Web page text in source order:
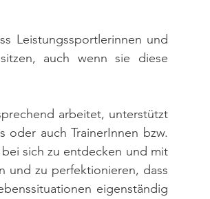
Leistungssportlerinnen und
auch wenn sie diese
arbeitet, unterstützt
oder auch TrainerInnen bzw.
sich zu entdecken und mit
und zu perfektionieren, dass
eigenständig